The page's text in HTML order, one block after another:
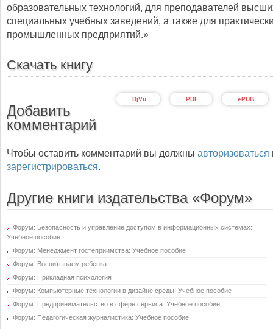
образовательных технологий, для преподавателей
специальных учебных заведений, а также для
промышленных предприятий.»
Скачать книгу
.ePUB
.PDF
.DjVu
Добавить
комментарий
Чтобы оставить комментарий вы должны авторизоваться
зарегистрироваться.
Другие книги издательства «Форум»
Форум: Безопасность и управление доступом в информационных системах:
Учебное пособие
Форум: Менеджмент гостеприимства: Учебное пособие
Форум: Воспитываем ребенка
Форум: Прикладная психология
Форум: Компьютерные технологии в дизайне среды: Учебное пособие
Форум: Предпринимательство в сфере сервиса: Учебное пособие
Форум: Педагогическая журналистика: Учебное пособие